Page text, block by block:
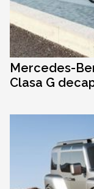
Mercedes-
Clasa G